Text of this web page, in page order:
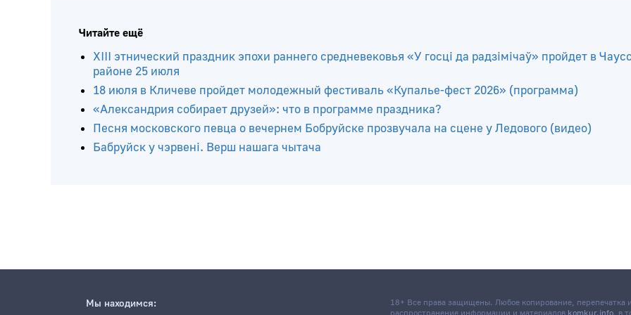
Читайте ещё
ХIII этнический праздник эпохи раннего средневековья «У госці да радзімічаў» пройдет в
районе 25 июля
18 июля в Кличеве пройдет молодежный фестиваль «Купалье-фест 2026» (программа)
«Александрия собирает друзей»: что в программе праздника?
Песня московского певца о вечернем Бобруйске прозвучала на сцене у Ледового (видео)
Бабруйск у чэрвені. Верш нашага чытача
Мы находимся:
18+ Все права защищены. Любое копирование, перепечатка